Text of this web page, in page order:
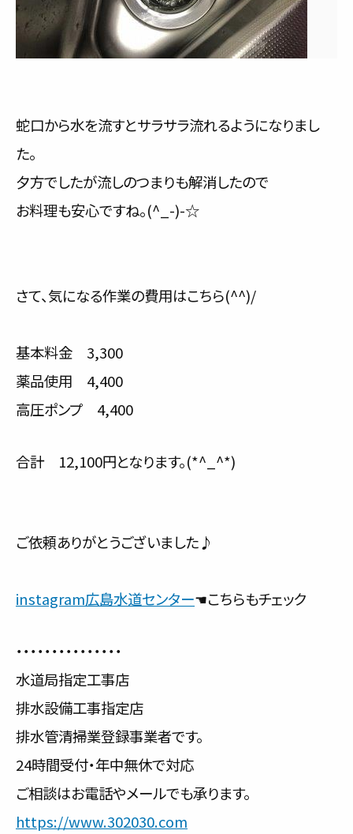
蛇口から水を流すとサラサラ流れるようになりまし
た。
夕方でしたが流しのつまりも解消したので
お料理も安心ですね。(^_-)-☆
さて、気になる作業の費用はこちら(^^)/
基本料金 3,300
薬品使用 4,400
高圧ポンプ 4,400
合計 12,100円となります。(*^_^*)
ご依頼ありがとうございました♪
instagram広島水道センター☚こちらもチェック
・・・・・・・・・・・・・・・
水道局指定工事店
排水設備工事指定店
排水管清掃業登録事業者です。
24時間受付・年中無休で対応
ご相談はお電話やメールでも承ります。
https://www.302030.com